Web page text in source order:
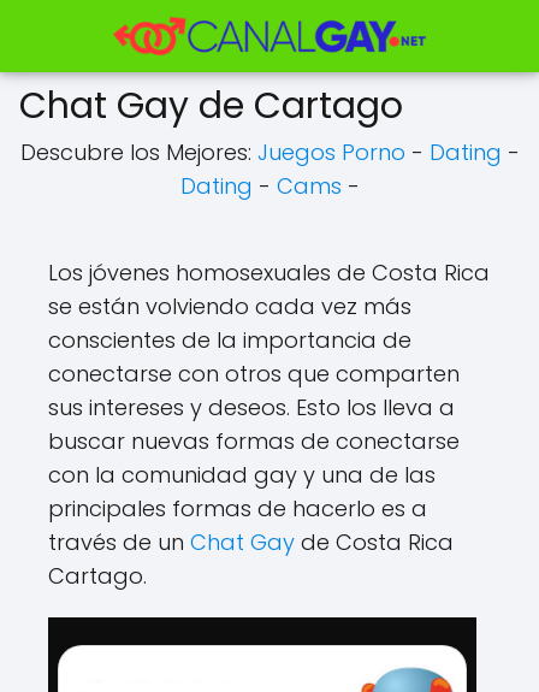
Chat Gay de Cartago
Descubre los Mejores: Juegos Porno - Dating -
Dating - Cams -
Los jóvenes homosexuales de Costa Rica
se están volviendo cada vez más
conscientes de la importancia de
conectarse con otros que comparten
sus intereses y deseos. Esto los lleva a
buscar nuevas formas de conectarse
con la comunidad gay y una de las
principales formas de hacerlo es a
través de un Chat Gay de Costa Rica
Cartago.